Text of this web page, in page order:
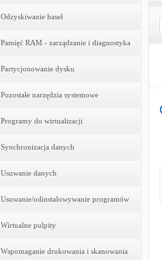
Odzyskiwanie haseł
Pamięć RAM - zarządzanie i diagnostyka
Partycjonowanie dysku
Pozostałe narzędzia systemowe
Programy do wirtualizacji
Synchronizacja danych
Usuwanie danych
Usuwanie/odinstalowywanie programów
Wirtualne pulpity
Wspomaganie drukowania i skanowania